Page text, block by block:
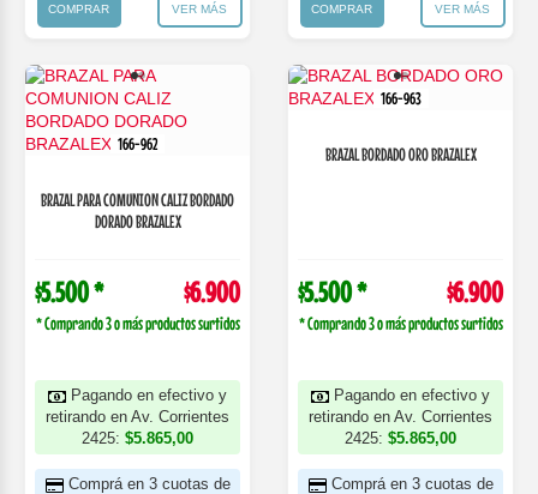
COMPRAR VER MÁS COMPRAR VER MÁS
166-962
BRAZAL PARA COMUNION CALIZ BORDADO
DORADO BRAZALEX
$5.500 * $6.900
* Comprando 3 o más productos surtidos
Pagando en efectivo y
retirando en Av. Corrientes
2425: $5.865,00
Comprá en 3 cuotas de
166-963
BRAZAL BORDADO ORO BRAZALEX
$5.500 * $6.900
* Comprando 3 o más productos surtidos
Pagando en efectivo y
retirando en Av. Corrientes
2425: $5.865,00
Comprá en 3 cuotas de